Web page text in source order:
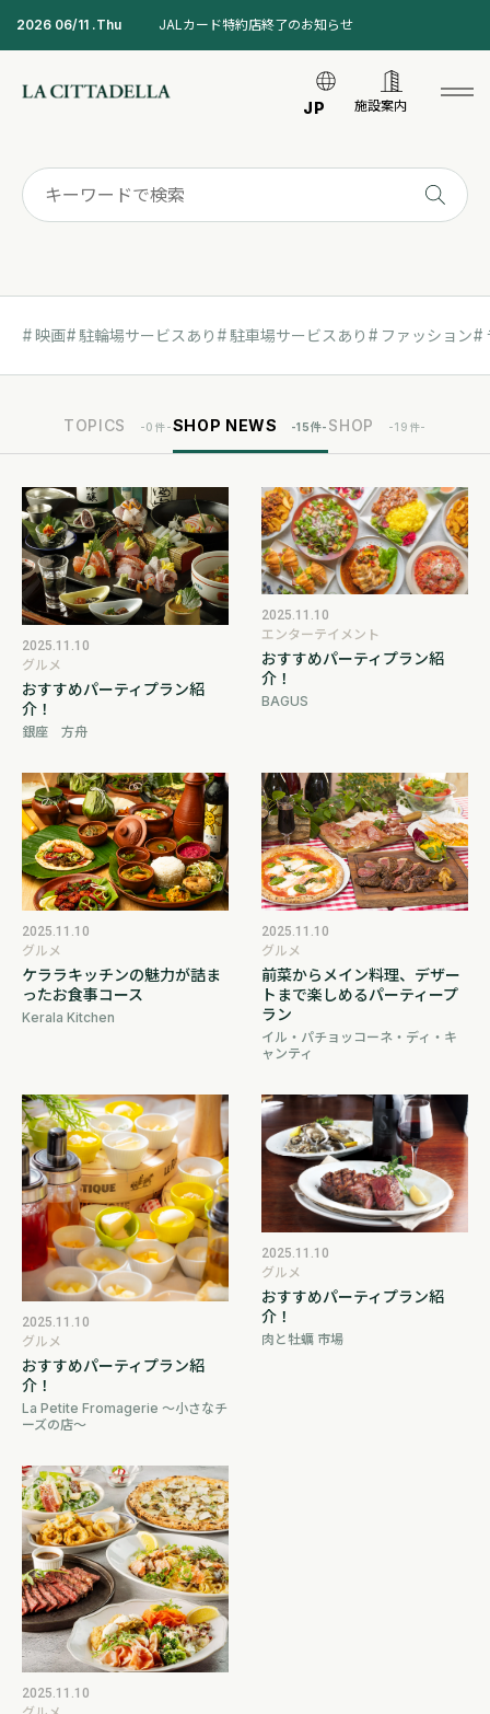
2026 06/11 .Thu JALカード特約店終了のお知らせ
JP 施設案内
映画 駐輪場サービスあり 駐車場サービスあり ファッション
TOPICS -0 件-SHOP NEWS -15件- SHOP -19 件-
2025.11.10
グルメ
おすすめパーティプラン紹
介！
銀座 方舟
2025.11.10
エンターテイメント
おすすめパーティプラン紹
介！
BAGUS
2025.11.10
グルメ
ケララキッチンの魅力が詰ま
ったお食事コース
Kerala Kitchen
2025.11.10
グルメ
前菜からメイン料理、デザー
トまで楽しめるパーティープ
ラン
イル・パチョッコーネ・ディ・キ
ャンティ
2025.11.10
グルメ
おすすめパーティプラン紹
介！
La Petite Fromagerie ～小さなチ
ーズの店～
2025.11.10
グルメ
おすすめパーティプラン紹
介！
肉と牡蠣 市場
2025.11.10